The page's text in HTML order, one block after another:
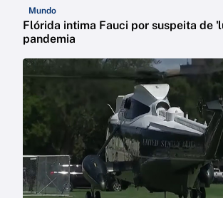
Mundo
Flórida intima Fauci por suspeita de
pandemia